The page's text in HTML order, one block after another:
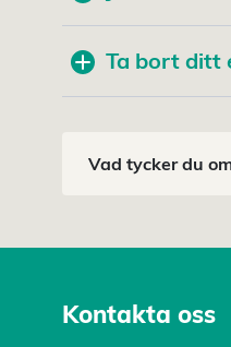
Ta bort ditt
Vad tycker du
Kontakta oss